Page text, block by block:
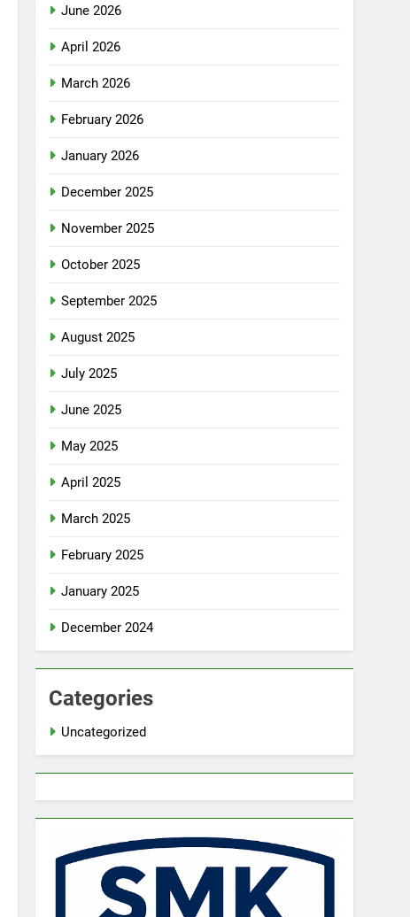
June 2026
April 2026
March 2026
February 2026
January 2026
December 2025
November 2025
October 2025
September 2025
August 2025
July 2025
June 2025
May 2025
April 2025
March 2025
February 2025
January 2025
December 2024
Categories
Uncategorized